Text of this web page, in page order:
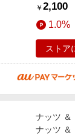
おやつ ギ
￥ 2,100
1.0%
ストア
ナッツ ＆
ナッツ ＆